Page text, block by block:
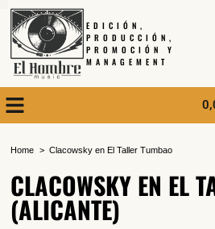
EDICIÓN,
PRODUCCIÓN,
PROMOCIÓN Y
MANAGEMENT
Home Clacowsky en El Taller Tumbao
CLACOWSKY EN EL
(ALICANTE)